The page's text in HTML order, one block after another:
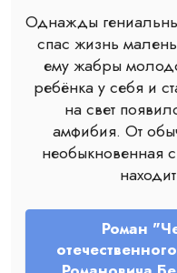
Однажды
спас жизнь
ему жабры
ребёнка у себя и
на свет
амфибия. От
необыкновенная
Роман